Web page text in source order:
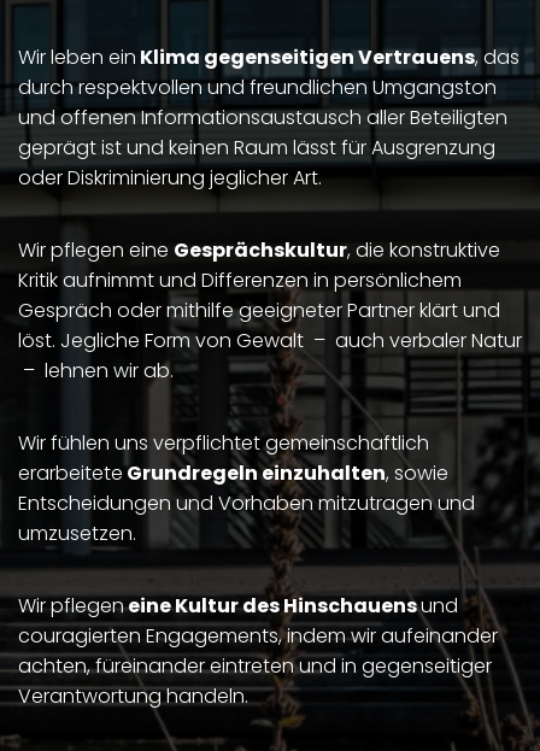
Wir leben ein Klima gegenseitigen Vertrauens, das
durch respektvollen und freundlichen Umgangston
und offenen Informationsaustausch aller Beteiligten
geprägt ist und keinen Raum lässt für Ausgrenzung
oder Diskriminierung jeglicher Art.
Wir pflegen eine Gesprächskultur, die konstruktive
Kritik aufnimmt und Differenzen in persönlichem
Gespräch oder mithilfe geeigneter Partner klärt und
löst. Jegliche Form von Gewalt – auch verbaler Natur
– lehnen wir ab.
Wir fühlen uns verpflichtet gemeinschaftlich
erarbeiteteGrundregeln einzuhalten, sowie
Entscheidungen und Vorhaben mitzutragen und
umzusetzen.
Wir pflegeneine Kultur des Hinschauensund
couragierten Engagements, indem wir aufeinander
achten, füreinander eintreten und in gegenseitiger
Verantwortung handeln.